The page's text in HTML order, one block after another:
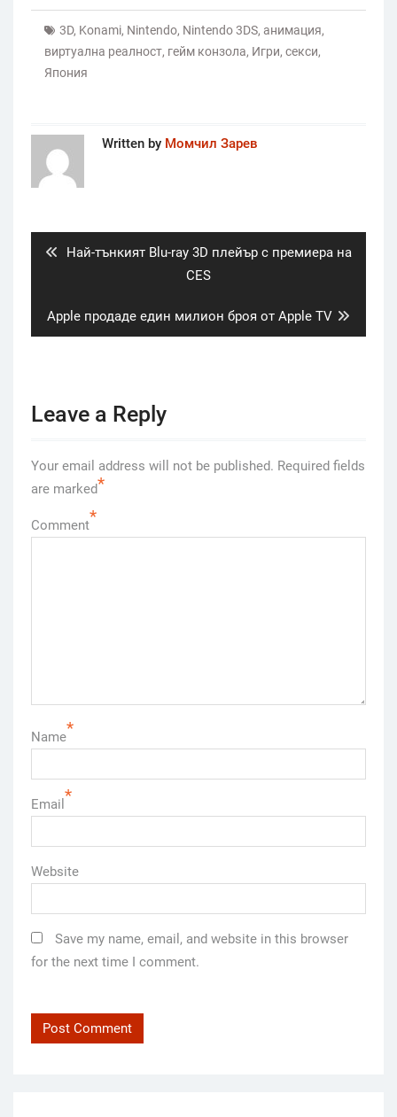
3D, Konami, Nintendo, Nintendo 3DS, анимация,
виртуална реалност, гейм конзола, Игри, секси,
Япония
Written by Момчил Зарев
Previous
Най-тънкият Blu-ray 3D плейър с премиера на
CES
Next
post:
Apple продаде един милион броя от Apple TV
Leave a Reply
Your email address will not be published. Required fields
are marked*
Comment*
Name*
Email *
Website
Save my name, email, and website in this browser
for the next time I comment.